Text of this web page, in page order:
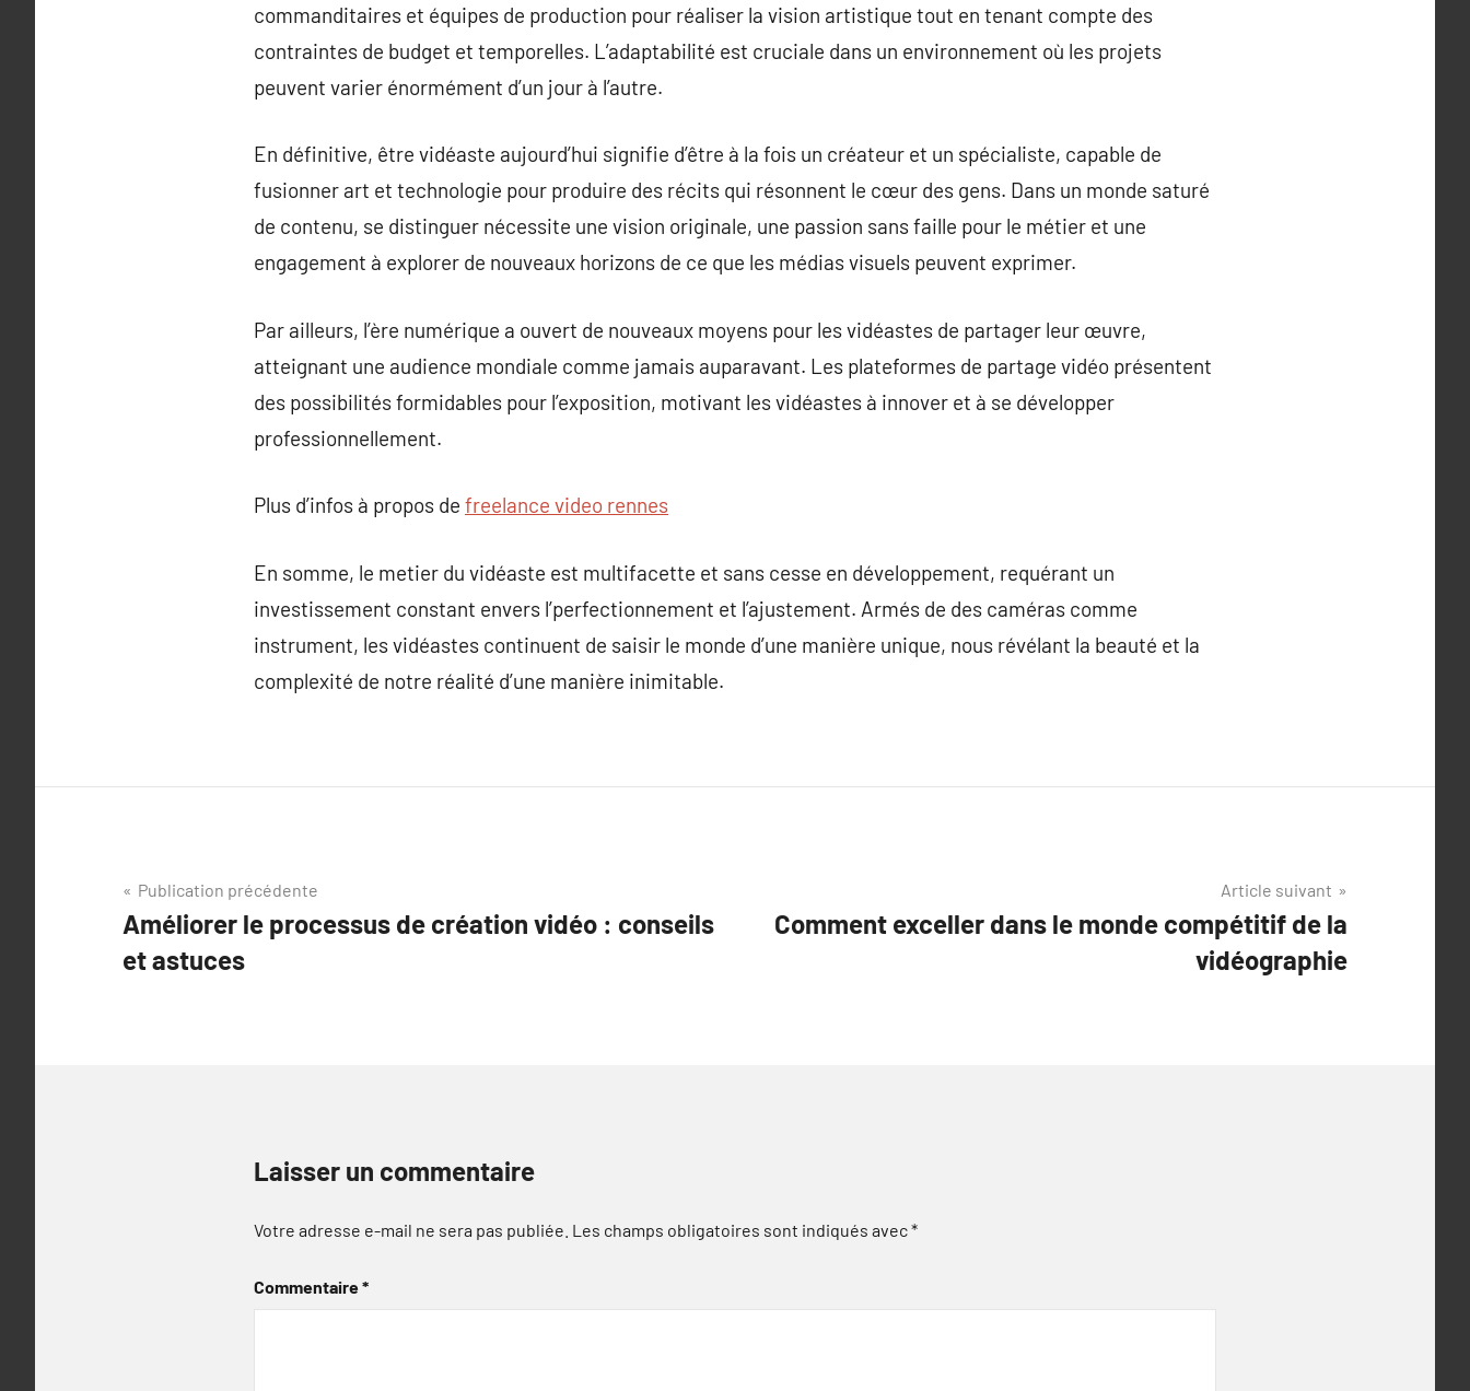
commanditaires et équipes de production pour réaliser la vision artistique tout en tenant compte des
contraintes de budget et temporelles. L’adaptabilité est cruciale dans un environnement où les projets
peuvent varier énormément d’un jour à l’autre.
En définitive, être vidéaste aujourd’hui signifie d’être à la fois un créateur et un spécialiste, capable de
fusionner art et technologie pour produire des récits qui résonnent le cœur des gens. Dans un monde saturé
de contenu, se distinguer nécessite une vision originale, une passion sans faille pour le métier et une
engagement à explorer de nouveaux horizons de ce que les médias visuels peuvent exprimer.
Par ailleurs, l’ère numérique a ouvert de nouveaux moyens pour les vidéastes de partager leur œuvre,
atteignant une audience mondiale comme jamais auparavant. Les plateformes de partage vidéo présentent
des possibilités formidables pour l’exposition, motivant les vidéastes à innover et à se développer
professionnellement.
Plus d’infos à propos de freelance video rennes
En somme, le metier du vidéaste est multifacette et sans cesse en développement, requérant un
investissement constant envers l’perfectionnement et l’ajustement. Armés de des caméras comme
instrument, les vidéastes continuent de saisir le monde d’une manière unique, nous révélant la beauté et la
complexité de notre réalité d’une manière inimitable.
Navigation
de
l’article
Publication précédente
Améliorer le processus de création vidéo : conseils
et astuces
Article suivant
Comment exceller dans le monde compétitif de la
vidéographie
Laisser un commentaire
Votre adresse e-mail ne sera pas publiée. Les champs obligatoires sont indiqués avec*
Commentaire*